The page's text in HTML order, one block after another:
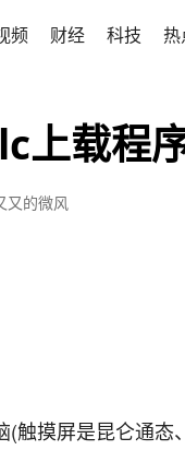
频 财经 科技 热
上载程
又的微风
(触摸屏是昆仑通态